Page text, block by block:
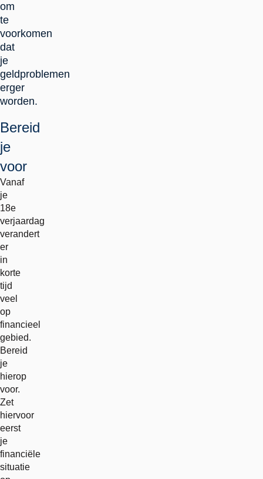
om
te
voorkomen
dat
je
geldproblemen
erger
worden.
Bereid
je
voor
Vanaf
je
18e
verjaardag
verandert
er
in
korte
tijd
veel
op
financieel
gebied.
Bereid
je
hierop
voor.
Zet
hiervoor
eerst
je
financiële
situatie